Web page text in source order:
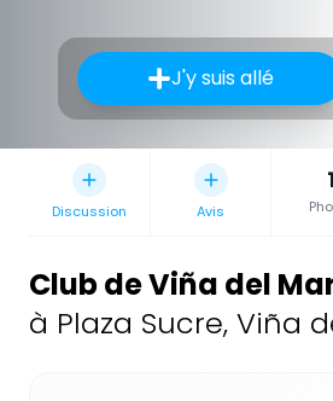
J'y suis allé
Discussion Avis
Club de Viña del
à Plaza Sucre, Viña